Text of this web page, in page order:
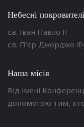
Небесні покровителі
св. Іван Павло ІІ
св. П’єр Джорджо
Наша місія
Від імені
допомогою тим,